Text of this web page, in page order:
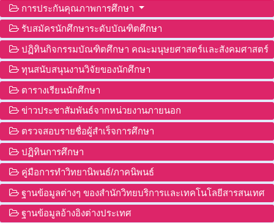
การประกันคุณภาพการศึกษา
รับสมัครนักศึกษาระดับบัณฑิตศึกษา
ปฏิทินกิจกรรมบัณฑิตศึกษา คณะมนุษยศาสตร์และสังคมศาสตร์
ทุนสนับสนุนงานวิจัยของนักศึกษา
ตารางเรียนนักศึกษา
ข่าวประชาสัมพันธ์จากหน่วยงานภายนอก
ตรวจสอบรายชื่อผู้สำเร็จการศึกษา
ปฏิทินการศึกษา
คู่มือการทำวิทยานิพนธ์/ภาคนิพนธ์
ฐานข้อมูลต่างๆ ของสำนักวิทยบริการและเทคโนโลยีสารสนเทศ
ฐานข้อมูลอ้างอิงต่างประเทศ